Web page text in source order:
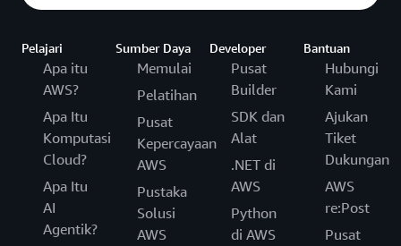
Pelajari
Apa itu
AWS?
Apa Itu
Komputasi
Cloud?
Apa Itu
AI
Agentik?
Sumber Daya
Memulai
Pelatihan
Pusat
Kepercayaan
AWS
Pustaka
Solusi
AWS
Developer
Pusat
Builder
SDK dan
Alat
.NET di
AWS
Python
di AWS
Bantuan
Hubungi
Kami
Ajukan
Tiket
Dukungan
AWS
re:Post
Pusat